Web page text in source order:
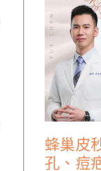
蜂巢皮
孔、痘